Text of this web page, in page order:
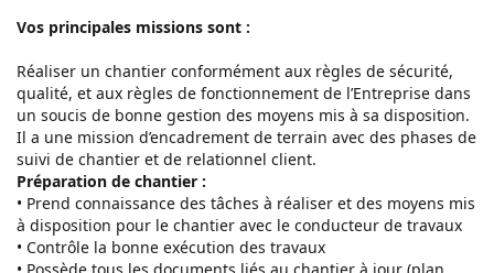
Vos principales missions sont :
Réaliser un chantier conformément aux règles de sécurité,
qualité, et aux règles de fonctionnement de l’Entreprise dans
un soucis de bonne gestion des moyens mis à sa disposition.
Il a une mission d’encadrement de terrain avec des phases de
suivi de chantier et de relationnel client.
Préparation de chantier :
• Prend connaissance des tâches à réaliser et des moyens mis
à disposition pour le chantier avec le conducteur de travaux
• Contrôle la bonne exécution des travaux